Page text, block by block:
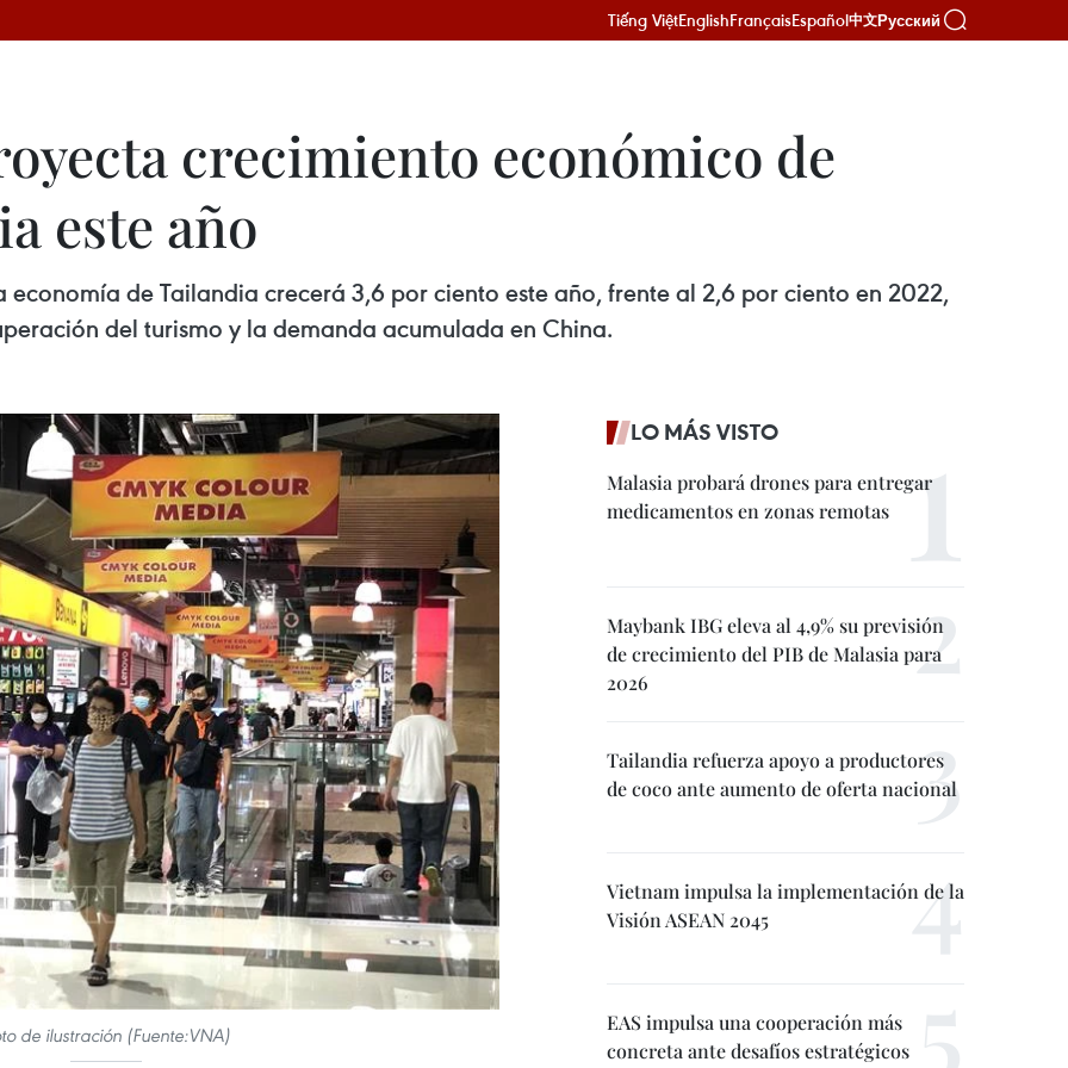
Tiếng ViệtEnglishFrançaisEspañol中文Русский
crecimiento económico de
este año
de Tailandia crecerá 3,6 por ciento este año, frente al 2,6 por ciento en 2022,
del turismo y la demanda acumulada en China.
de ilustración (Fuente:VNA)
LO MÁS VISTO
Malasia probará drones para entregar
medicamentos en zonas remotas
Maybank IBG eleva al 4,9% su previsión
de crecimiento del PIB de Malasia para
2026
Tailandia refuerza apoyo a productores
de coco ante aumento de oferta nacional
Vietnam impulsa la implementación de la
Visión ASEAN 2045
EAS impulsa una cooperación más
concreta ante desafíos estratégicos